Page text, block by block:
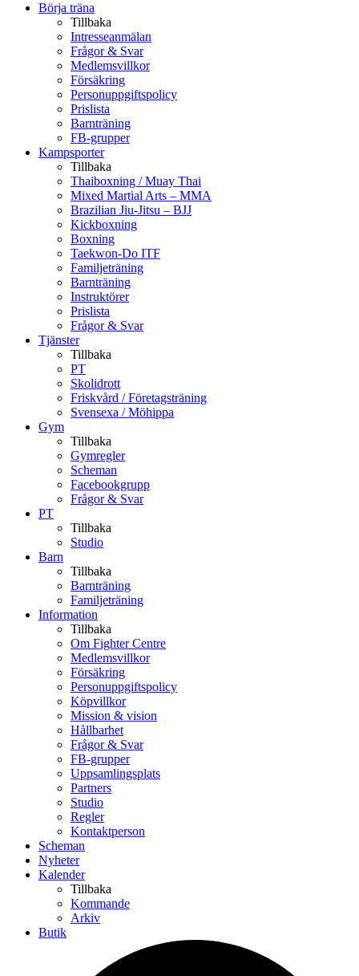
Börja träna
Tillbaka
Intresseanmälan
Frågor & Svar
Medlemsvillkor
Försäkring
Personuppgiftspolicy
Prislista
Barnträning
FB-grupper
Kampsporter
Tillbaka
Thaiboxning / Muay Thai
Mixed Martial Arts – MMA
Brazilian Jiu-Jitsu – BJJ
Kickboxning
Boxning
Taekwon-Do ITF
Familjeträning
Barnträning
Instruktörer
Prislista
Frågor & Svar
Tjänster
Tillbaka
PT
Skolidrott
Friskvård / Företagsträning
Svensexa / Möhippa
Gym
Tillbaka
Gymregler
Scheman
Facebookgrupp
Frågor & Svar
PT
Tillbaka
Studio
Barn
Tillbaka
Barnträning
Familjeträning
Information
Tillbaka
Om Fighter Centre
Medlemsvillkor
Försäkring
Personuppgiftspolicy
Köpvillkor
Mission & vision
Hållbarhet
Frågor & Svar
FB-grupper
Uppsamlingsplats
Partners
Studio
Regler
Kontaktperson
Scheman
Nyheter
Kalender
Tillbaka
Kommande
Arkiv
Butik